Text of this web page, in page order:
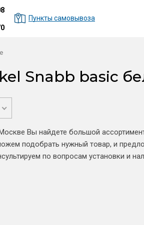
Пункты самовывоза
Snabb basic
Вы найдете большой
подобрать нужный товар, и
по вопросам установки и